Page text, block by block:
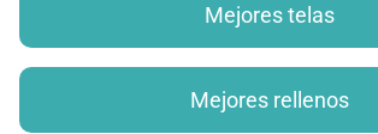
Mejores telas
Mejores rellenos